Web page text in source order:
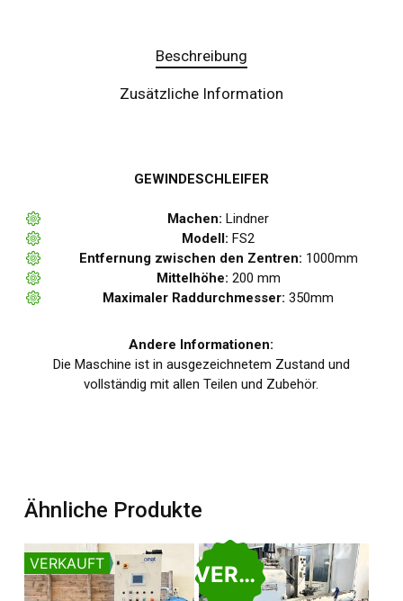
Beschreibung
Zusätzliche Information
GEWINDESCHLEIFER
Machen: Lindner
Modell: FS2
Entfernung zwischen den Zentren: 1000mm
Mittelhöhe: 200 mm
Maximaler Raddurchmesser: 350mm
Andere Informationen:
Die Maschine ist in ausgezeichnetem Zustand und
vollständig mit allen Teilen und Zubehör.
Ähnliche Produkte
VERKAUFT VERKAUFT